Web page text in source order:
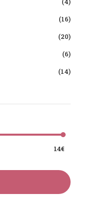
(16)
(20)
(6)
(14)
14€